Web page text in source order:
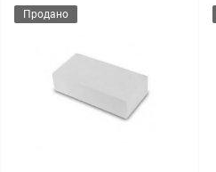
Продано